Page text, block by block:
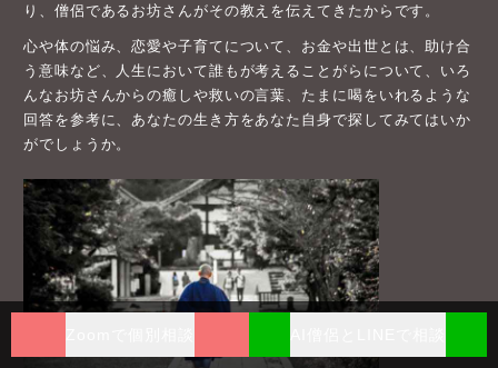
り、僧侶であるお坊さんがその教えを伝えてきたからです。
心や体の悩み、恋愛や子育てについて、お金や出世とは、助け合
う意味など、人生において誰もが考えることがらについて、いろ
んなお坊さんからの癒しや救いの言葉、たまに喝をいれるような
回答を参考に、あなたの生き方をあなた自身で探してみてはいか
がでしょうか。